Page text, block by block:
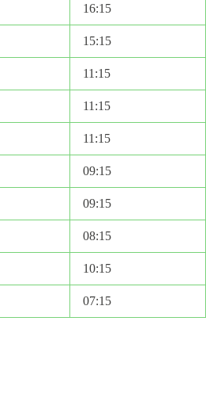
16:15
15:15
11:15
11:15
11:15
09:15
09:15
08:15
10:15
07:15